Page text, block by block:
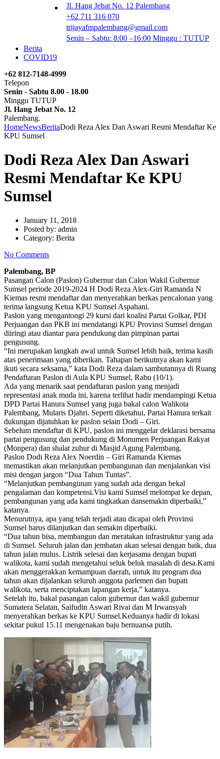
Jl. Hang Jebat No. 12 Palembang
+62 711 316 070
trijayafmpalembang@gmail.com
Senin – Sabtu: 8:00 –16:00 Minggu : TUTUP
Berita
COVID19
+62 812-7148-4999
Telepon
Senin - Sabtu 8.00 - 18.00
Minggu TUTUP
Jl. Hang Jebat No. 12
Palembang.
HomeNewsBeritaDodi Reza Alex Dan Aswari Resmi Mendaftar Ke
KPU Sumsel
Dodi Reza Alex Dan Aswari
Resmi Mendaftar Ke KPU
Sumsel
January 11, 2018
Posted by: admin
Category: Berita
No Comments
Palembang, BP
Pasangan Calon (Paslon) Gubernur dan Calon Wakil Gubernur
Sumsel periode 2019-2024 H Dodi Reza Alex-Giri Ramanda N
Kiemas resmi mendaftar dan menyerahkan berkas pencalonan yang
terima langsung Ketua KPU Sumsel Aspahani.
Paslon yang mengantongi 29 kursi dari koalisi Partai Golkar, PDI
Perjuangan dan PKB ini mendatangi KPU Provinsi Sumsel dengan
diiringi atau diantar para pendukung dan pimpinan partai
pengusung.
“Ini merupakan langkah awal untuk Sumsel lebih baik, terima kasih
atas penerimaan yang diberikan. Tahapan berikutnya akan kami
ikuti secara seksama,” kata Dodi Reza dalam sambutannya di Ruang
Pendaftaran Paslon di Aula KPU Sumsel, Rabu (10/1).
Ada yang menarik saat pendaftaran paslon yang menjadi
representasi anak muda ini, karena terlihat hadir mendampingi Ketua
DPD Partai Hanura Sumsel yang juga bakal calon Walikota
Palembang, Mularis Djahri. Seperti diketahui, Partai Hanura terkait
dukungan dijatuhkan ke paslon selain Dodi – Giri.
Sebelum mendaftar di KPU, paslon ini menggelar deklarasi bersama
partai pengusung dan pendukung di Monumen Perjuangan Rakyat
(Monpera) dan shalat zuhur di Masjid Agung Palembang.
Paslon Dodi Reza Alex Noerdin – Giri Ramanda Kiemas
memastikan akan melanjutkan pembangunan dan menjalankan visi
misi dengan jargon “Dua Tahun Tuntas”.
“Melanjutkan pembangunan yang sudah ada dengan bekal
pengalaman dan kompetensi.Visi kami Sumsel melompat ke depan,
pembangunan yang ada kami tingkatkan dansemakin diperbaiki,”
katanya.
Menurutnya, apa yang telah terjadi atau dicapai oleh Provinsi
Sumsel harus dilanjutkan dan semakin diperbaiki.
“Dua tahun bisa, membangun dan meratakan infrastruktur yang ada
di Sumsel. Seluruh jalan dan jembatan akan selesai dengan baik, dua
tahun jalan mulus. Listrik selesai dan kerjasama dengan bupati
walikota, kami sudah mengetahui seluk beluk masalah di desa.Kami
akan menggerakkan kemampuan daerah, untuk itu program dua
tahun akan dijalankan seluruh anggota parlemen dan bupati
walikota, serta menciptakan lapangan kerja,” katanya.
Setelah itu, bakal pasangan calon gubernur dan wakil gubernur
Sumatera Selatan, Saifudin Aswari Rivai dan M Irwansyah
menyerahkan berkas ke KPU Sumsel.Keduanya hadir di lokasi
sekitar pukul 15.11 mengenakan baju bernuansa putih.